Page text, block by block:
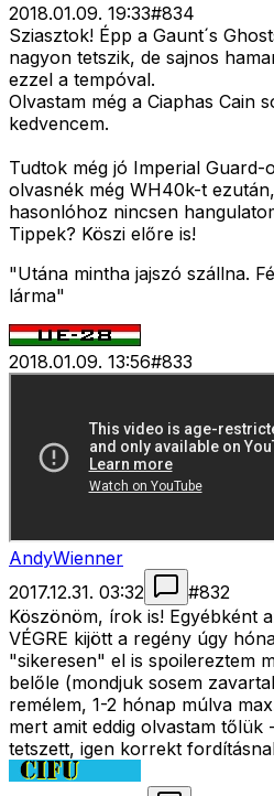
2018.01.09. 19:33#834
Sziasztok! Épp a Gaunt´s
nagyon tetszik, de sajnos
ezzel a tempóval.
Olvastam még a Ciaphas Cain
kedvencem.
Tudtok még jó Imperial
olvasnék még WH40k-t
hasonlóhoz nincsen
Tippek? Köszi előre is!
"Utána mintha jajszó szállna.
lárma"
2018.01.09. 13:56#833
AndyWienner
2017.12.31. 03:32
#832
Köszönöm, írok is! Egyébként
VÉGRE kijött a regény úgy
"sikeresen" el is spoilereztem
belőle (mondjuk sosem
remélem, 1-2 hónap múlva
mert amit eddig olvastam
tetszett, igen korrekt